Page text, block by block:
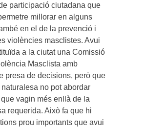
participació ciutadana que
millorar en alguns
en el de la prevenció i
violències masclistes. Avui
a la ciutat una Comissió
Masclista amb
presa de decisions, però que
no pot abordar
vagin més enllà de la
requerida. Això fa que hi
prou importants que avui